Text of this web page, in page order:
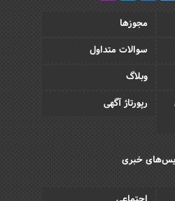
مجوزها
سوالات متداول
وبلاگ
رپورتاژ آگهی
خبری